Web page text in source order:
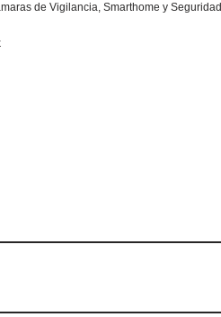
de Vigilancia,Smarthome y Seguridad